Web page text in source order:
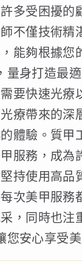
多受困擾的
不僅技術精
能夠根據您
量身打造最
要快速光療
療帶來的深
體驗。質甲
服務，成為
持使用高品
次美甲服務
，同時也注
您安心享受美